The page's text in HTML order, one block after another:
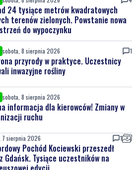
sobota, 8 sierpnia 2026
przyrody w praktyce. Uczestnicy
inwazyjne rośliny
sobota, 8 sierpnia 2026
informacja dla kierowców! Zmiany w
7 sierpnia 2026
Pochód Kociewski przeszedł
Gdańsk. Tysiące uczestników na
edycji